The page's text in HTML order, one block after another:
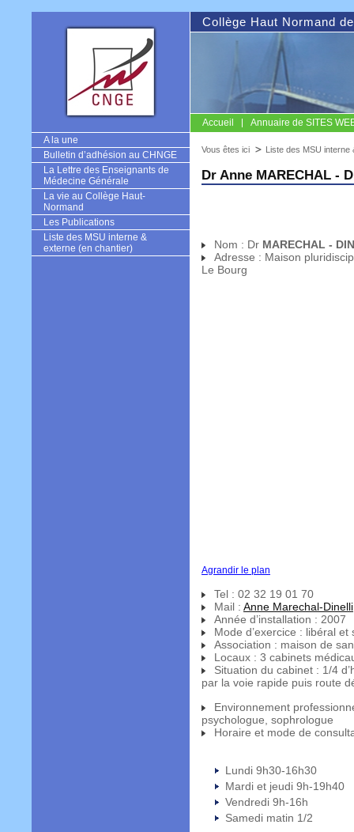
Collège Haut Normand
CNGE
Accueil
Annuaire de SITES
A la une
Bulletin d’adhésion au CHNGE
La Lettre des Enseignants de
Médecine Générale
La vie au Collège Haut-
Normand
Les Publications
Liste des MSU interne &
externe (en chantier)
Vous êtes ici Liste des MSU
Dr Anne MARECHAL -
Nom : Dr MARECHAL -
Adresse : Maison
Le Bourg
Agrandir le plan
Tel : 02 32 19 01 70
Mail : Anne Marechal-Dinelli
Année d’installation : 2007
Mode d’exercice : libéral et
Association : maison de
Locaux : 3 cabinets
Situation du cabinet : 1/4
par la voie rapide puis route
Environnement
psychologue, sophrologue
Horaire et mode de
Lundi 9h30-16h30
Mardi et jeudi 9h-19h40
Vendredi 9h-16h
Samedi matin 1/2